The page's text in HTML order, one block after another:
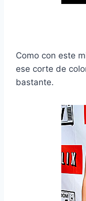
Como con este
ese corte de
bastante.